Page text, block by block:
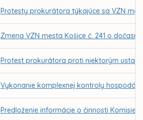
Protesty prokurátora týkajúce sa VZN
Zmena VZN mesta Košice č. 241 o
Protest prokurátora proti niektorým
Vykonanie komplexnej kontroly
Predloženie informácie o činnosti